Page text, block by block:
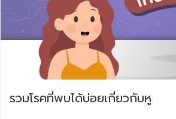
รวมโรคที่พบได้บ่อยเกี่ยวกับหู